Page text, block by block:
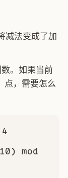
减法变成了加
。如果当前
，需要怎么
mod